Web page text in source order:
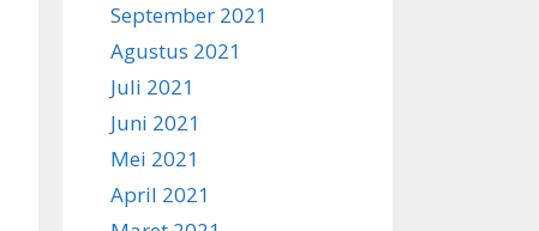
September 2021
Agustus 2021
Juli 2021
Juni 2021
Mei 2021
April 2021